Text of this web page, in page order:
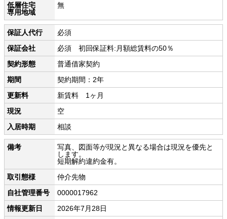
低層住宅
専用地域
無
保証人代行
必須
保証会社
必須 初回保証料:月額総賃料の50％
契約形態
普通借家契約
期間
契約期間：2年
更新料
新賃料 1ヶ月
現況
空
入居時期
相談
備考
写真、図面等が現況と異なる場合は現況を優先と
します。
短期解約違約金有。
取引態様
仲介先物
自社管理番号
0000017962
情報更新日
2026年7月28日